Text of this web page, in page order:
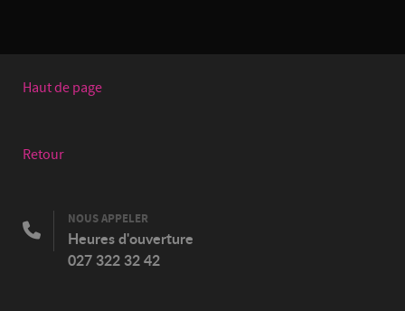
Haut de page
Retour
NOUS APPELER
Heures d'ouverture
027 322 32 42